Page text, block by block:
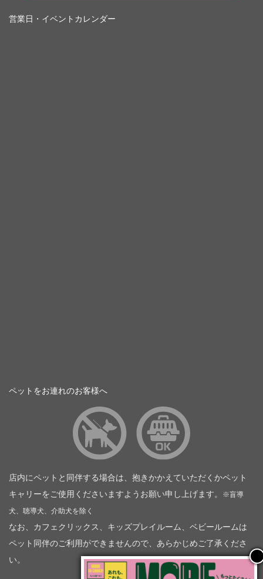
営業日・イベントカレンダー
ペットをお連れのお客様へ
店内にペットと同伴する場合は、抱きかかえていただくかペット
キャリーをご使用くださいますようお願い申し上げます。
※盲導
犬、聴導犬、介助犬を除く
なお、カフェクリックス、キッズプレイルーム、ベビールームは
ペット同伴のご利用ができませんので、あらかじめご了承くださ
い。